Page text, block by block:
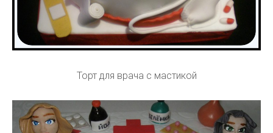
Торт для врача с мастикой